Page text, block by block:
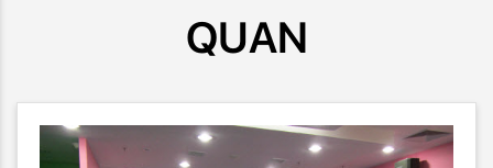
QUAN